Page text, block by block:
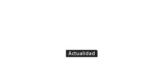
Actualidad